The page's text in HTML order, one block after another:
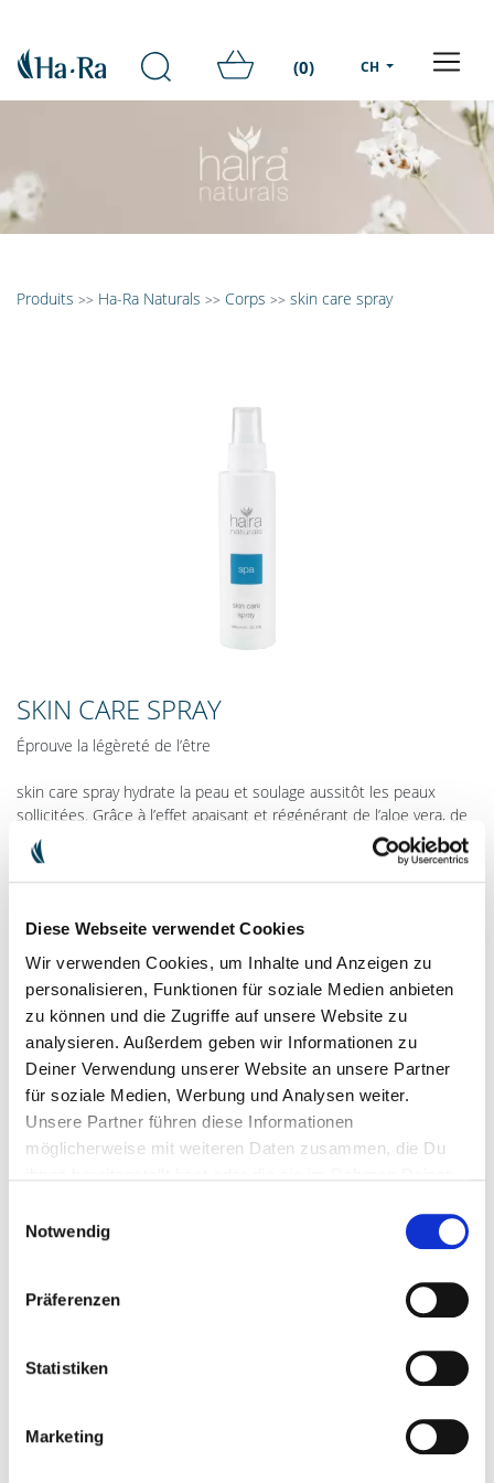
Diese Webseite verwendet Cookies
Wir verwenden Cookies, um Inhalte und Anzeigen zu
personalisieren, Funktionen für soziale Medien anbieten
zu können und die Zugriffe auf unsere Website zu
analysieren. Außerdem geben wir Informationen zu
Deiner Verwendung unserer Website an unsere Partner
für soziale Medien, Werbung und Analysen weiter.
Unsere Partner führen diese Informationen
möglicherweise mit weiteren Daten zusammen, die Du
Notwendig
Präferenzen
Statistiken
Marketing
(0) CH
Produits >> Ha-Ra Naturals >> Corps >> skin care spray
SKIN CARE SPRAY
Éprouve la légèreté de l’être
skin care spray hydrate la peau et soulage aussitôt les peaux
sollicitées. Grâce à l’effet apaisant et régénérant de l’aloe vera, de
l’olive et de la lavande, la peau retrouve rapidement son équilibre.
Le spray rafraîchissant ne colle pas, améliore la souplesse de la
peau sans laisser aucune trace grasse.
Le léger skin care spray fait voyager tes sens ; le parfum délicat du
spray te permet de ressentir la pureté de la nature. Pense à un
moment agréable en pleine nature, respire profondément et
ressens la légèreté de l’être.
14.90 € 17.00 € TVA compriseFrais de livraison
149.00 € / 1l
Contenu : 100 ml
DESCRIPTION DU PRODUIT
CONSEILS & UTILISATION
COMPOSANTS & INFORMATIONS